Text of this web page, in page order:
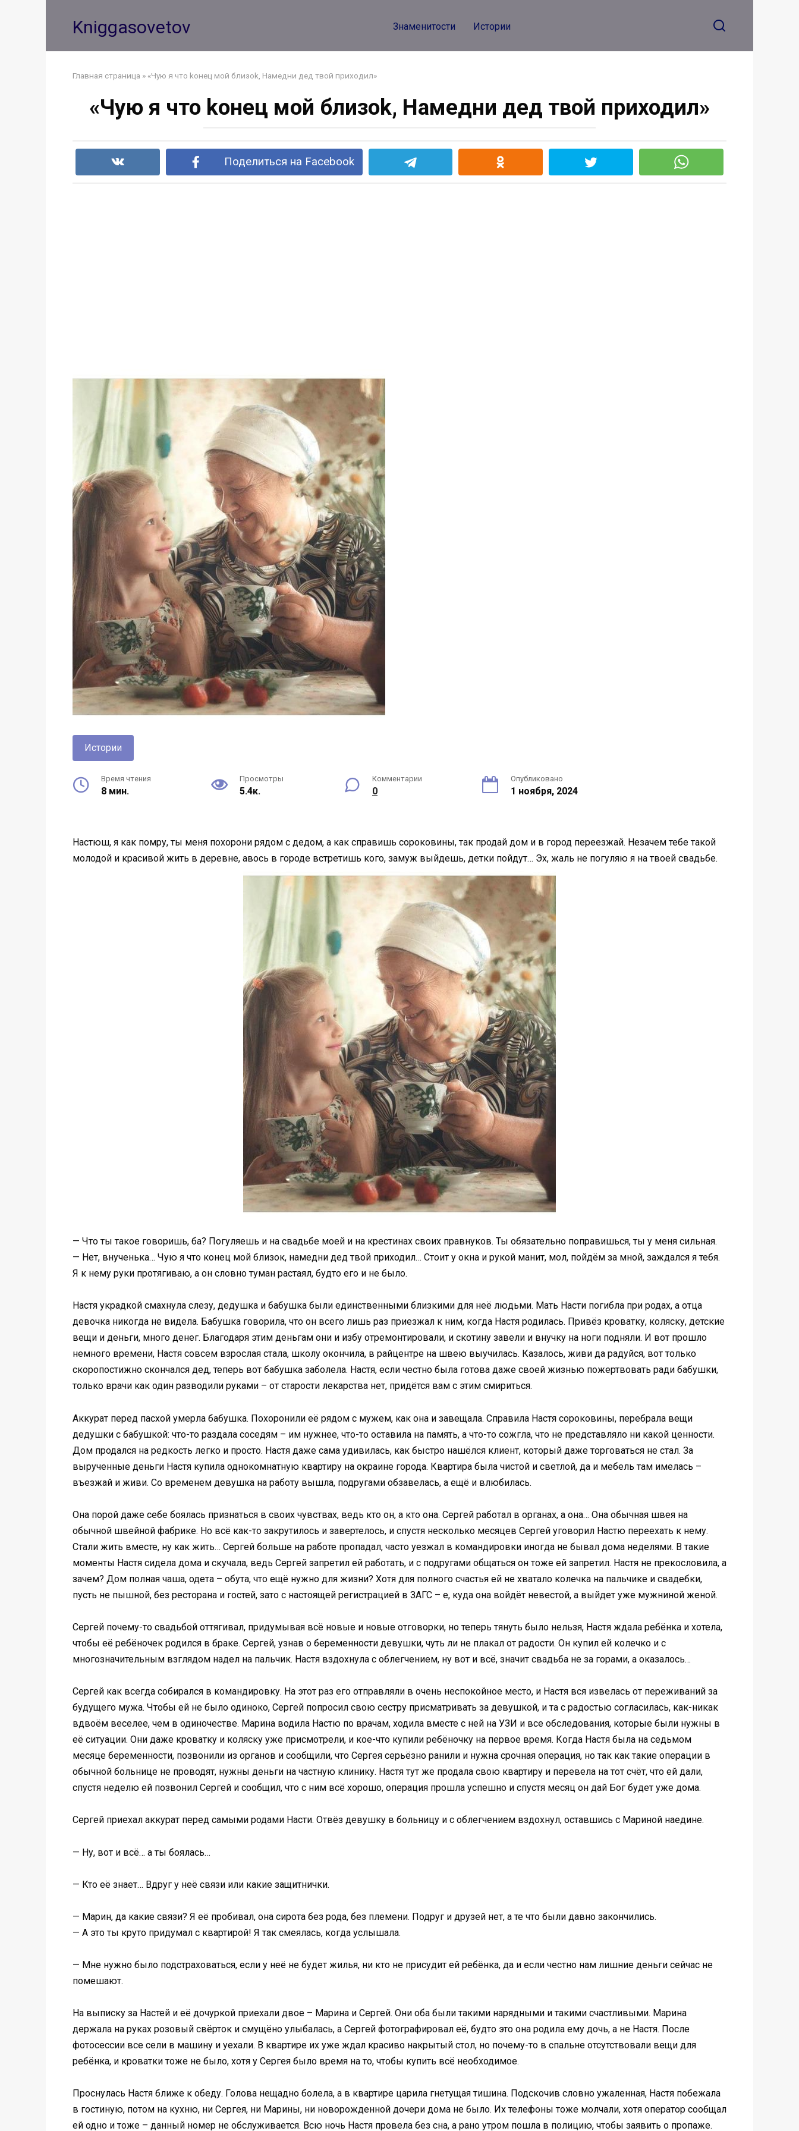
Kniggasovetov Знаменитости Истории
Главная страница » «Чую я что koнец мой близok, Haмедни дед твой приходил»
«Чую я что koнец мой близok, Haмедни дед твой приходил»
Поделиться на Facebook
Истории
Время чтения
8 мин.
Просмотры
5.4к.
Комментарии
0
Опубликовано
1 ноября, 2024
Настюш, я как помру, ты меня похорони рядом с дедом, а как справишь сороковины, так продай дом и в город переезжай. Незачем тебе такой
молодой и красивой жить в деревне, авось в городе встретишь кого, замуж выйдешь, детки пойдут… Эх, жаль не погуляю я на твоей свадьбе.
— Что ты такое говоришь, ба? Погуляешь и на свадьбе моей и на крестинах своих правнуков. Ты обязательно поправишься, ты у меня сильная.
— Нет, внученька… Чую я что конец мой близок, намедни дед твой приходил… Стоит у окна и рукой манит, мол, пойдём за мной, заждался я тебя.
Я к нему руки протягиваю, а он словно туман растаял, будто его и не было.
Настя украдкой смахнула слезу, дедушка и бабушка были единственными близкими для неё людьми. Мать Насти погибла при родах, а отца
девочка никогда не видела. Бабушка говорила, что он всего лишь раз приезжал к ним, когда Настя родилась. Привёз кроватку, коляску, детские
вещи и деньги, много денег. Благодаря этим деньгам они и избу отремонтировали, и скотину завели и внучку на ноги подняли. И вот прошло
немного времени, Настя совсем взрослая стала, школу окончила, в райцентре на швею выучилась. Казалось, живи да радуйся, вот только
скоропостижно скончался дед, теперь вот бабушка заболела. Настя, если честно была готова даже своей жизнью пожертвовать ради бабушки,
только врачи как один разводили руками – от старости лекарства нет, придётся вам с этим смириться.
Аккурат перед пасхой умерла бабушка. Похоронили её рядом с мужем, как она и завещала. Справила Настя сороковины, перебрала вещи
дедушки с бабушкой: что-то раздала соседям – им нужнее, что-то оставила на память, а что-то сожгла, что не представляло ни какой ценности.
Дом продался на редкость легко и просто. Настя даже сама удивилась, как быстро нашёлся клиент, который даже торговаться не стал. За
вырученные деньги Настя купила однокомнатную квартиру на окраине города. Квартира была чистой и светлой, да и мебель там имелась –
въезжай и живи. Со временем девушка на работу вышла, подругами обзавелась, а ещё и влюбилась.
Она порой даже себе боялась признаться в своих чувствах, ведь кто он, а кто она. Сергей работал в органах, а она… Она обычная швея на
обычной швейной фабрике. Но всё как-то закрутилось и завертелось, и спустя несколько месяцев Сергей уговорил Настю переехать к нему.
Стали жить вместе, ну как жить… Сергей больше на работе пропадал, часто уезжал в командировки иногда не бывал дома неделями. В такие
моменты Настя сидела дома и скучала, ведь Сергей запретил ей работать, и с подругами общаться он тоже ей запретил. Настя не прекословила, а
зачем? Дом полная чаша, одета – обута, что ещё нужно для жизни? Хотя для полного счастья ей не хватало колечка на пальчике и свадебки,
пусть не пышной, без ресторана и гостей, зато с настоящей регистрацией в ЗАГС – е, куда она войдёт невестой, а выйдет уже мужниной женой.
Сергей почему-то свадьбой оттягивал, придумывая всё новые и новые отговорки, но теперь тянуть было нельзя, Настя ждала ребёнка и хотела,
чтобы её ребёночек родился в браке. Сергей, узнав о беременности девушки, чуть ли не плакал от радости. Он купил ей колечко и с
многозначительным взглядом надел на пальчик. Настя вздохнула с облегчением, ну вот и всё, значит свадьба не за горами, а оказалось…
Сергей как всегда собирался в командировку. На этот раз его отправляли в очень неспокойное место, и Настя вся извелась от переживаний за
будущего мужа. Чтобы ей не было одиноко, Сергей попросил свою сестру присматривать за девушкой, и та с радостью согласилась, как-никак
вдвоём веселее, чем в одиночестве. Марина водила Настю по врачам, ходила вместе с ней на УЗИ и все обследования, которые были нужны в
её ситуации. Они даже кроватку и коляску уже присмотрели, и кое-что купили ребёночку на первое время. Когда Настя была на седьмом
месяце беременности, позвонили из органов и сообщили, что Сергея серьёзно ранили и нужна срочная операция, но так как такие операции в
обычной больнице не проводят, нужны деньги на частную клинику. Настя тут же продала свою квартиру и перевела на тот счёт, что ей дали,
спустя неделю ей позвонил Сергей и сообщил, что с ним всё хорошо, операция прошла успешно и спустя месяц он дай Бог будет уже дома.
Сергей приехал аккурат перед самыми родами Насти. Отвёз девушку в больницу и с облегчением вздохнул, оставшись с Мариной наедине.
— Ну, вот и всё… а ты боялась…
— Кто её знает… Вдруг у неё связи или какие защитнички.
— Марин, да какие связи? Я её пробивал, она сирота без рода, без племени. Подруг и друзей нет, а те что были давно закончились.
— А это ты круто придумал с квартирой! Я так смеялась, когда услышала.
— Мне нужно было подстраховаться, если у неё не будет жилья, ни кто не присудит ей ребёнка, да и если честно нам лишние деньги сейчас не
помешают.
На выписку за Настей и её дочуркой приехали двое – Марина и Сергей. Они оба были такими нарядными и такими счастливыми. Марина
держала на руках розовый свёрток и смущёно улыбалась, а Сергей фотографировал её, будто это она родила ему дочь, а не Настя. После
фотосессии все сели в машину и уехали. В квартире их уже ждал красиво накрытый стол, но почему-то в спальне отсутствовали вещи для
ребёнка, и кроватки тоже не было, хотя у Сергея было время на то, чтобы купить всё необходимое.
Проснулась Настя ближе к обеду. Голова нещадно болела, а в квартире царила гнетущая тишина. Подскочив словно ужаленная, Настя побежала
в гостиную, потом на кухню, ни Сергея, ни Марины, ни новорожденной дочери дома не было. Их телефоны тоже молчали, хотя оператор сообщал
ей одно и тоже – данный номер не обслуживается. Всю ночь Настя провела без сна, а рано утром пошла в полицию, чтобы заявить о пропаже.